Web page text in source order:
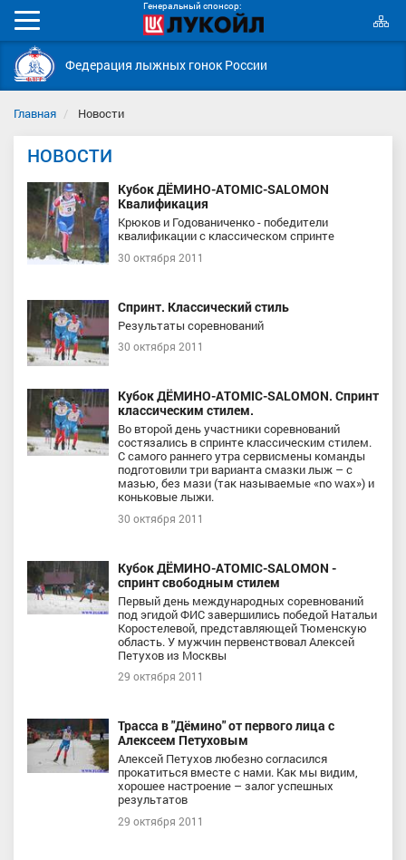
Генеральный спонсор:
Мобильное
меню
Федерация лыжных гонок России
Главная Новости
НОВОСТИ
Кубок ДЁМИНО-ATOMIC-SALOMON
Квалификация
Крюков и Годованиченко - победители
квалификации с классическом спринте
30 октября 2011
Спринт. Классический стиль
Результаты соревнований
30 октября 2011
Кубок ДЁМИНО-ATOMIC-SALOMON. Спринт
классическим стилем.
Во второй день участники соревнований
состязались в спринте классическим стилем.
С самого раннего утра сервисмены команды
подготовили три варианта смазки лыж – с
мазью, без мази (так называемые «no wax») и
коньковые лыжи.
30 октября 2011
Кубок ДЁМИНО-ATOMIC-SALOMON -
спринт свободным стилем
Первый день международных соревнований
под эгидой ФИС завершились победой Натальи
Коростелевой, представляющей Тюменскую
область. У мужчин первенствовал Алексей
Петухов из Москвы
29 октября 2011
Трасса в "Дёмино" от первого лица с
Алексеем Петуховым
Алексей Петухов любезно согласился
прокатиться вместе с нами. Как мы видим,
хорошее настроение – залог успешных
результатов
29 октября 2011